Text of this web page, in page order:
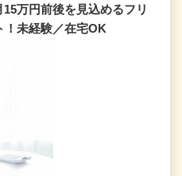
15万円前後を見込めるフリ
！未経験／在宅OK